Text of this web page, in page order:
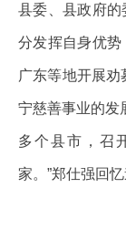
县委、县政府
分发挥自身优势
广东等地开展
宁慈善事业的发
多个县市，召
家。”郑仕强回忆